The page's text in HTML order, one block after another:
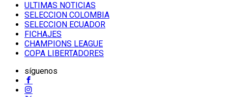
ULTIMAS NOTICIAS
SELECCION COLOMBIA
SELECCION ECUADOR
FICHAJES
CHAMPIONS LEAGUE
COPA LIBERTADORES
síguenos